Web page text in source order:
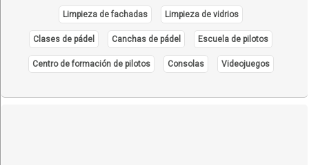
Limpieza de fachadas Limpieza de vidrios
Clases de pádel Canchas de pádel Escuela de pilotos
Centro de formación de pilotos Consolas Videojuegos